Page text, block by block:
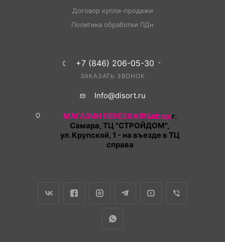
Договор купли-продажи
Политика обработки ПДн
+7 (846) 206-05-30
ЗАКАЗАТЬ ЗВОНОК
Info@disort.ru
МАГАЗИН ПЕРЕЕХАЛ!&nbsp;г.
Самара, ТЦ "СТРОЙДОМ",
ул. Крупской, 1 - на въезде в ТЦ
справа